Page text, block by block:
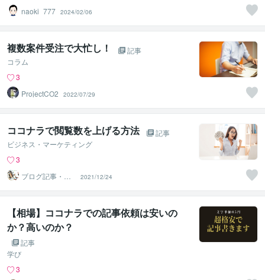
naoki_777 2024/02/06
複数案件受注で大忙し！
記事
コラム
3
ProjectCO2
2022/07/29
ココナラで閲覧数を上げる方法
記事
ビジネス・マーケティング
3
ブログ記事・We
bマーケティング
Hiro
2021/12/24
【相場】ココナラでの記事依頼は安いの
か？高いのか？
記事
学び
3